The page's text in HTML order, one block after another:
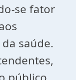
se fator
saúde.